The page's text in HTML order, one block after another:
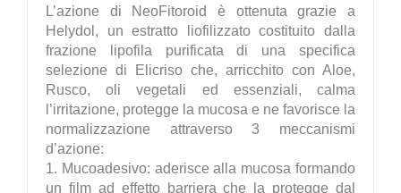
L’azione di NeoFitoroid è ottenuta grazie a
Helydol, un estratto liofilizzato costituito dalla
frazione lipofila purificata di una specifica
selezione di Elicriso che, arricchito con Aloe,
Rusco, oli vegetali ed essenziali, calma
l’irritazione, protegge la mucosa e ne favorisce la
normalizzazione attraverso 3 meccanismi
d’azione:
1. Mucoadesivo: aderisce alla mucosa formando
un film ad effetto barriera che la protegge dal